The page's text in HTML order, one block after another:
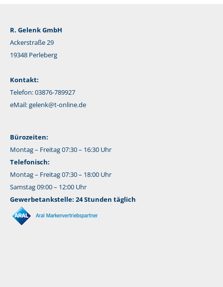
R. Gelenk GmbH
Ackerstraße 29
19348 Perleberg
Kontakt:
Telefon: 03876-789927
eMail:gelenk@t-online.de
Bürozeiten:
Montag – Freitag 07:30 – 16:30 Uhr
Telefonisch:
Montag – Freitag 07:30 – 18:00 Uhr
Samstag 09:00 – 12:00 Uhr
Gewerbetankstelle: 24 Stunden täglich